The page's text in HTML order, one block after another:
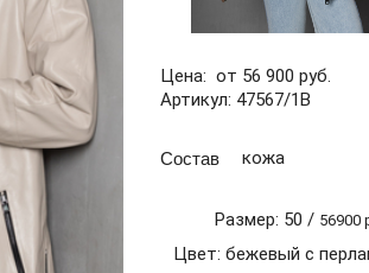
Цена: от 56 900 руб.
Артикул: 47567/1В
Состав кожа
Размер: 50 / 56900
Цвет: бежевый с